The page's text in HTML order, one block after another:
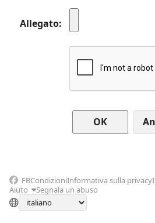
Allegato
FBCondizioniInformativa sulla privacy
Aiuto
Segnala un abuso